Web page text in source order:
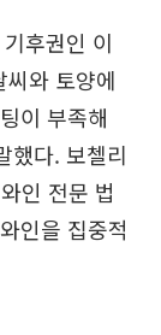
후권인 이
와 토양에
이 부족해
했다. 보첼리
인 전문 법
인을 집중적